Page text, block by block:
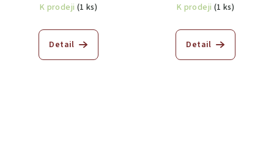
K prodeji (1 ks)
Detail
K prodeji (1 ks)
Detail